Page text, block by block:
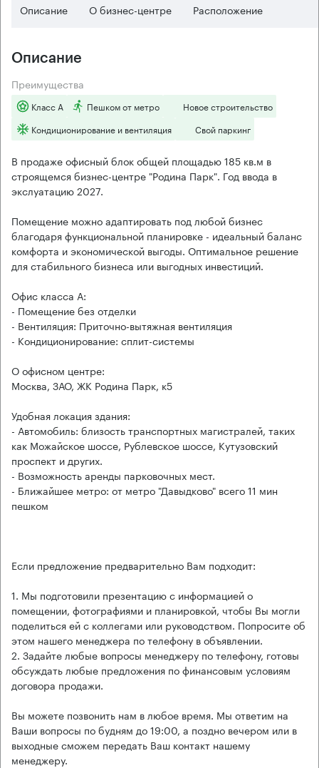
Описание О бизнес-центре Расположение
Описание
Преимущества
Класс А Пешком от метро
Новое строительство
Кондиционирование и вентиляция
Свой паркинг
В продаже офисный блок общей площадью 185 кв.м в
строящемся бизнес-центре "Родина Парк". Год ввода в
экслуатацию 2027.
Помещение можно адаптировать под любой бизнес
благодаря функциональной планировке - идеальный баланс
комфорта и экономической выгоды. Оптимальное решение
для стабильного бизнеса или выгодных инвестиций.
Офис класса А:
- Помещение без отделки
- Вентиляция: Приточно-вытяжная вентиляция
- Кондиционирование: сплит-системы
О офисном центре:
Москва, ЗАО, ЖК Родина Парк, к5
Удобная локация здания:
- Автомобиль: близость транспортных магистралей, таких
как Можайское шоссе, Рублевское шоссе, Кутузовский
проспект и других.
- Возможность аренды парковочных мест.
- Ближайшее метро: от метро "Давыдково" всего 11 мин
пешком
Если предложение предварительно Вам подходит:
1. Мы подготовили презентацию с информацией о
помещении, фотографиями и планировкой, чтобы Вы могли
поделиться ей с коллегами или руководством. Попросите об
этом нашего менеджера по телефону в объявлении.
2. Задайте любые вопросы менеджеру по телефону, готовы
обсуждать любые предложения по финансовым условиям
договора продажи.
Вы можете позвонить нам в любое время. Мы ответим на
Ваши вопросы по будням до 19:00, а поздно вечером или в
выходные сможем передать Ваш контакт нашему
менеджеру.